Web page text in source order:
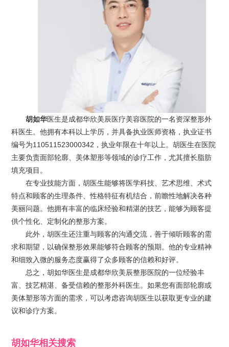
胡如华医生是成都华欣美辰医疗美容医院的一名资深整形外
科医生。他拥有本科以上学历，并具备执业医师资格，执业证书
编号为110511523000342，执业年限在十年以上。胡医生在医院
主要负责面部轮廓、美体塑形等领域的诊疗工作，尤其擅长脂肪
填充项目。
在专业技能方面，胡医生能够将医学科技、艺术思维、术式
特点和顾客的生理条件、性格特征有机结合，前瞻性地解决各种
美丽问题。他拥有丰富的临床经验和精湛的技艺，能够为顾客提
供个性化、定制化的整形方案。
此外，胡医生还注重与顾客的沟通交流，善于倾听顾客的需
求和期望，以确保整形效果能够符合顾客的预期。他的专业精神
和细致入微的服务态度赢得了众多顾客的信赖和好评。
总之，胡如华医生是成都华欣美辰整形医院的一位经验丰
富、技艺精湛、备受信赖的整形外科医生。如果您有面部轮廓或
美体塑形等方面的需求，可以考虑咨询胡医生以获取更专业的建
议和诊疗方案。
胡如华相关搜索